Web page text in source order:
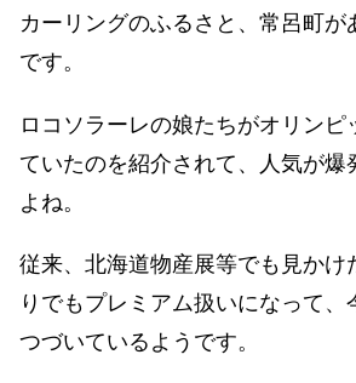
カーリングのふるさと、常呂町が
です。
ロコソラーレの娘たちがオリンピ
ていたのを紹介されて、人気が爆
よね。
従来、北海道物産展等でも見かけ
りでもプレミアム扱いになって、
つづいているようです。